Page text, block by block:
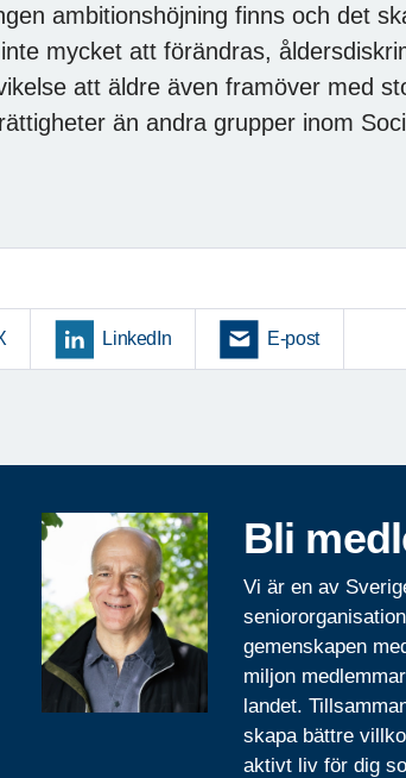
ambitionshöjning finns och det
mycket att förändras,
att äldre även framöver med
än andra grupper inom
LinkedIn E-post
Bli
Vi är en av
gemenskapen
miljon
landet.
skapa bättre
aktivt liv för dig